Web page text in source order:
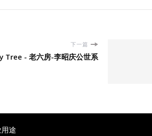
下一篇
Tree - 老六房-李昭庆公世系
途